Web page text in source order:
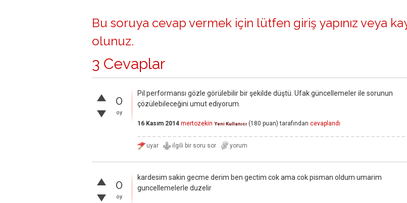
Bu soruya cevap vermek için lütfen giriş yapınız veya
olunuz.
3 Cevaplar
0
oy
Pil performansı gözle görülebilir bir şekilde düştü. Ufak güncellemeler ile sorunun
çözülebileceğini umut ediyorum.
16 Kasım 2014 mertozekin Yeni Kullanıcı (180 puan) tarafından cevaplandı
0
oy
kardesim sakin gecme derim ben gectim cok ama cok pisman oldum umarim
guncellemelerle duzelir